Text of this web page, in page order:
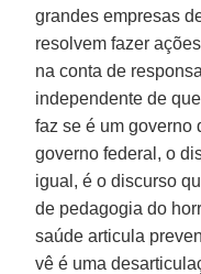
grandes empresas
resolvem fazer
na conta de
independente de
faz se é um governo
governo federal, o
igual, é o discurso
de pedagogia do
saúde articula
vê é uma